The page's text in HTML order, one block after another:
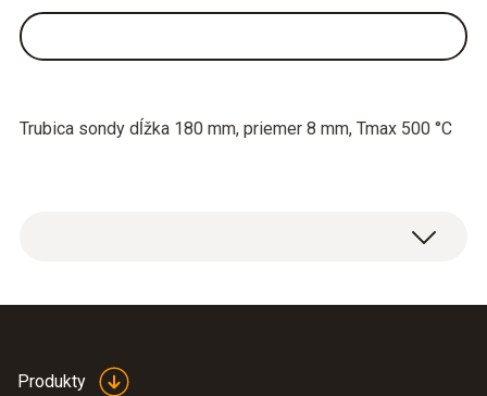
Trubica sondy dĺžka 180 mm, priemer 8 mm, Tmax 500 °C
Produkty